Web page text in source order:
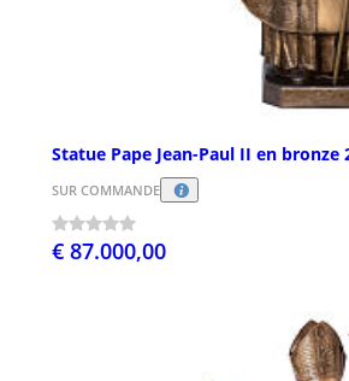
Statue Pape Jean-Paul II en bronze
SUR COMMANDE
€ 87.000,00